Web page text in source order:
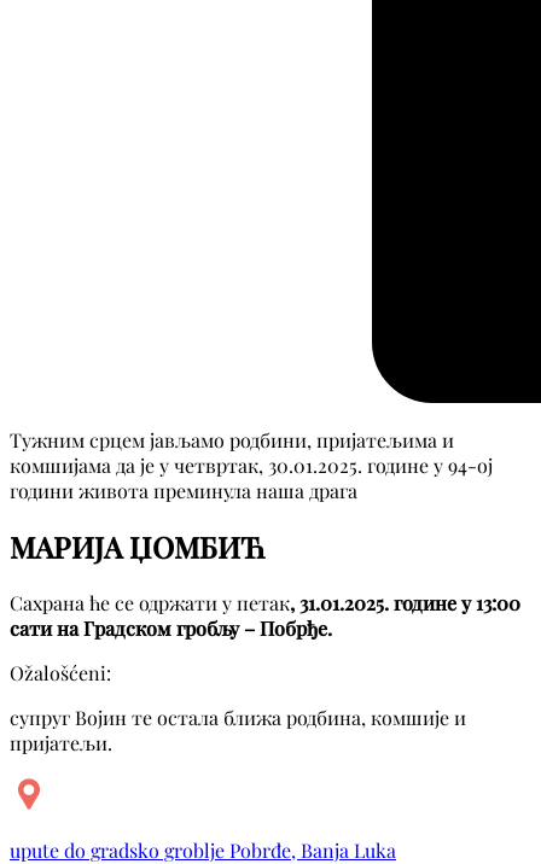
Тужним срцем јављамо родбини, пријатељима и
комшијама да је у четвртак, 30.01.2025. године у 94-ој
години живота преминула наша драга
МАРИЈА ЏОМБИЋ
Сахрана ће се одржати у петак, 31.01.2025. године у 13:00
сати на Градском гробљу – Побрђе.
Ožalošćeni:
супруг Војин те остала ближа родбина, комшије и
пријатељи.
upute do gradsko groblje Pobrđe, Banja Luka